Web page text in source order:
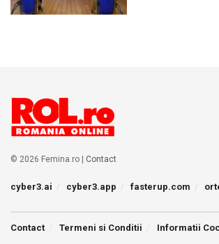
© 2026 Femina.ro | Contact
cyber3.ai cyber3.app fasterup.com
Contact Termeni si Conditii
Informatii